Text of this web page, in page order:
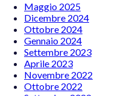
Maggio 2025
Dicembre 2024
Ottobre 2024
Gennaio 2024
Settembre 2023
Aprile 2023
Novembre 2022
Ottobre 2022